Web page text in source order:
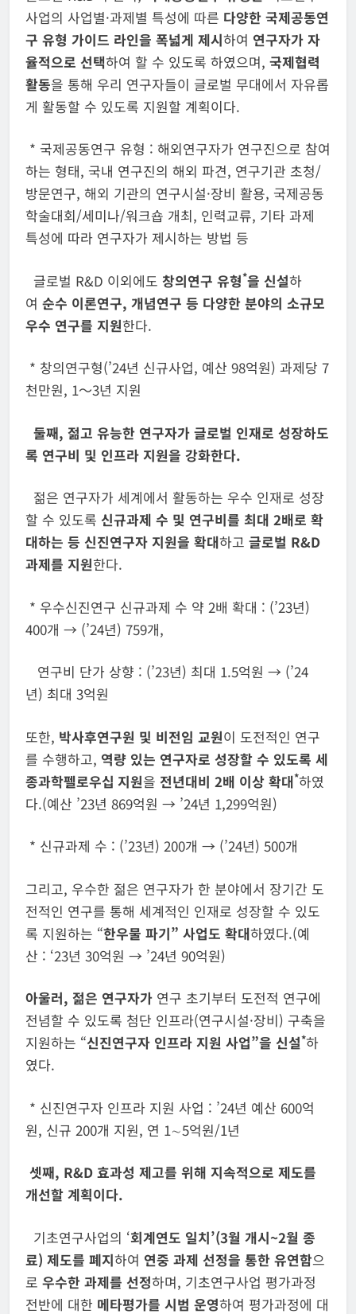
사업의 사업별·과제별 특성에 따른 다양한 국제공동연
구 유형 가이드 라인을 폭넓게 제시하여 연구자가 자
율적으로 선택하여 할 수 있도록 하였으며, 국제협력
활동을 통해 우리 연구자들이 글로벌 무대에서 자유롭
게 활동할 수 있도록 지원할 계획이다.
* 국제공동연구 유형 : 해외연구자가 연구진으로 참여
하는 형태, 국내 연구진의 해외 파견, 연구기관 초청/
방문연구, 해외 기관의 연구시설·장비 활용, 국제공동
학술대회/세미나/워크숍 개최, 인력교류, 기타 과제
특성에 따라 연구자가 제시하는 방법 등
글로벌 R&D 이외에도 창의연구 유형*을 신설하
여 순수 이론연구, 개념연구 등 다양한 분야의 소규모
우수 연구를 지원한다.
* 창의연구형(’24년 신규사업, 예산 98억원) 과제당 7
천만원, 1～3년 지원
둘째, 젊고 유능한 연구자가 글로벌 인재로 성장하도
록 연구비 및 인프라 지원을 강화한다.
젊은 연구자가 세계에서 활동하는 우수 인재로 성장
할 수 있도록 신규과제 수 및 연구비를 최대 2배로 확
대하는 등 신진연구자 지원을 확대하고 글로벌 R&D
과제를 지원한다.
* 우수신진연구 신규과제 수 약 2배 확대 : (’23년)
400개 → (’24년) 759개,
연구비 단가 상향 : (’23년) 최대 1.5억원 → (’24
년) 최대 3억원
또한, 박사후연구원 및 비전임 교원이 도전적인 연구
를 수행하고, 역량 있는 연구자로 성장할 수 있도록 세
종과학펠로우십 지원을 전년대비 2배 이상 확대*하였
다.(예산 ’23년 869억원 → ’24년 1,299억원)
* 신규과제 수 : (’23년) 200개 → (’24년) 500개
그리고, 우수한 젊은 연구자가 한 분야에서 장기간 도
전적인 연구를 통해 세계적인 인재로 성장할 수 있도
록 지원하는 “한우물 파기” 사업도 확대하였다.(예
산 : ‘23년 30억원 → ’24년 90억원)
아울러, 젊은 연구자가 연구 초기부터 도전적 연구에
전념할 수 있도록 첨단 인프라(연구시설·장비) 구축을
지원하는 “신진연구자 인프라 지원 사업”을 신설*하
였다.
* 신진연구자 인프라 지원 사업 : ’24년 예산 600억
원, 신규 200개 지원, 연 1∼5억원/1년
셋째, R&D 효과성 제고를 위해 지속적으로 제도를
개선할 계획이다.
기초연구사업의 ‘회계연도 일치’(3월 개시~2월 종
료) 제도를 폐지하여 연중 과제 선정을 통한 유연함으
로 우수한 과제를 선정하며, 기초연구사업 평가과정
전반에 대한 메타평가를 시범 운영하여 평가과정에 대